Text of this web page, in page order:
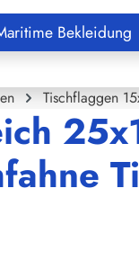
Bekleidung
Tischflaggen